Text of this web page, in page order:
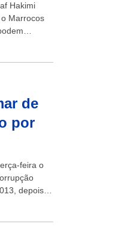
Hakimi
Marrocos
de
por
feira o
depois